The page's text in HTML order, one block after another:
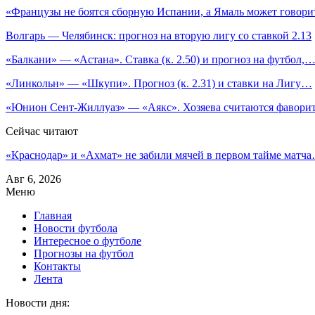
«Французы не боятся сборную Испании, а Ямаль может
Волгарь — Челябинск: прогноз на вторую лигу со ставкой 2.13
«Балкани» — «Астана». Ставка (к. 2.50) и прогноз на футбол,…
«Линкольн» — «Шкупи». Прогноз (к. 2.31) и ставки на Лигу…
«Юнион Сент-Жиллуаз» — «Аякс». Хозяева считаются
Сейчас читают
«Краснодар» и «Ахмат» не забили мячей в первом тайме
Авг 6, 2026
Меню
Главная
Новости футбола
Интересное о футболе
Прогнозы на футбол
Контакты
Лента
Новости дня: